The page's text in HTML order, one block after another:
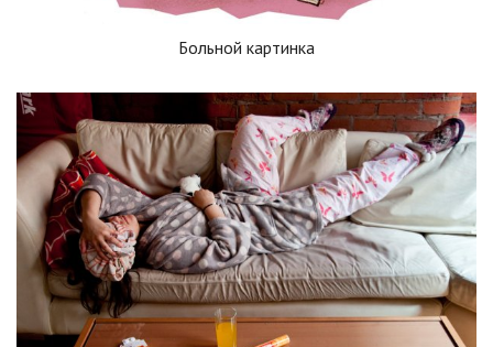
Больной картинка